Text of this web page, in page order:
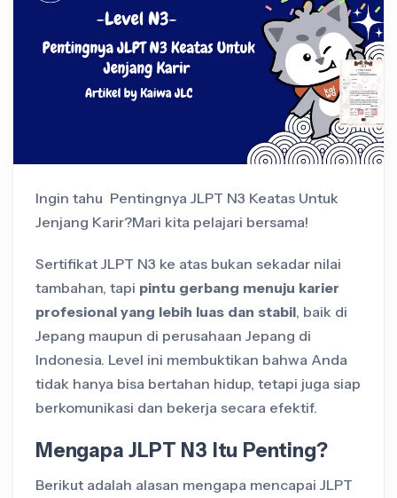
Ingin tahu Pentingnya JLPT N3 Keatas Untuk
Jenjang Karir?Mari kita pelajari bersama!
Sertifikat JLPT N3 ke atas bukan sekadar nilai
tambahan, tapi pintu gerbang menuju karier
profesional yang lebih luas dan stabil, baik di
Jepang maupun di perusahaan Jepang di
Indonesia. Level ini membuktikan bahwa Anda
tidak hanya bisa bertahan hidup, tetapi juga siap
berkomunikasi dan bekerja secara efektif.
Mengapa JLPT N3 Itu Penting?
Berikut adalah alasan mengapa mencapai JLPT